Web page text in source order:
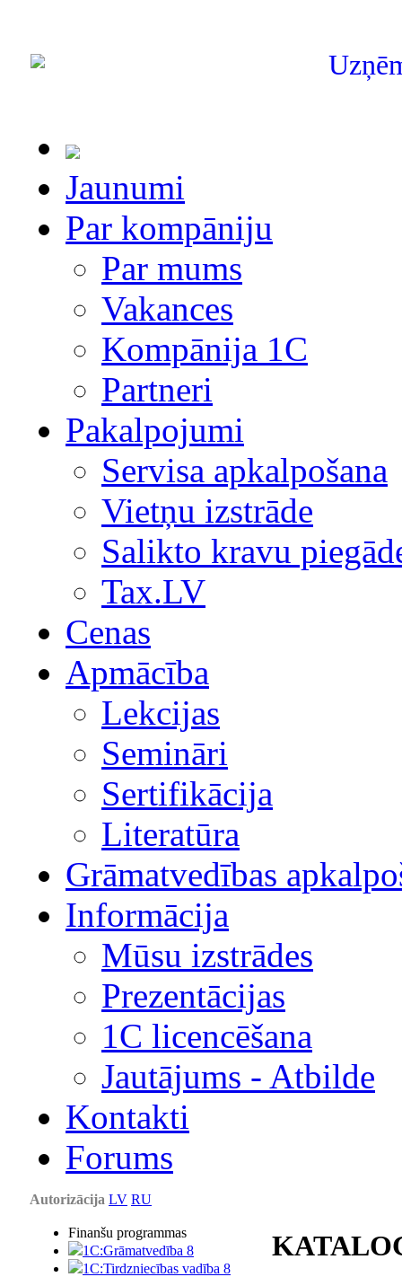
Jaunumi
Par kompāniju
Par mums
Vakances
Kompānija 1С
Partneri
Pakalpojumi
Servisa apkalpošana
Vietņu izstrāde
Salikto kravu
Tax.LV
Cenas
Apmācība
Lekcijas
Semināri
Sertifikācija
Literatūra
Grāmatvedības
Informācija
Mūsu izstrādes
Prezentācijas
1С licencēšana
Jautājums - Atbilde
Kontakti
Forums
Autorizācija LV RU
Finanšu programmas
1C:Grāmatvedība 8
1C:Tirdzniecības vadība 8